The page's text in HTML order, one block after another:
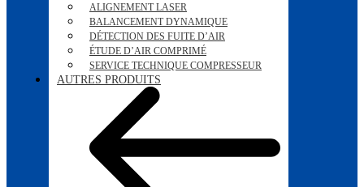
ALIGNEMENT LASER
BALANCEMENT DYNAMIQUE
DÉTECTION DES FUITE D’AIR
ÉTUDE D’AIR COMPRIMÉ
SERVICE TECHNIQUE COMPRESSEUR
AUTRES PRODUITS